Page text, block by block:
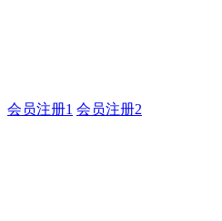
会员注册1 会员注册2